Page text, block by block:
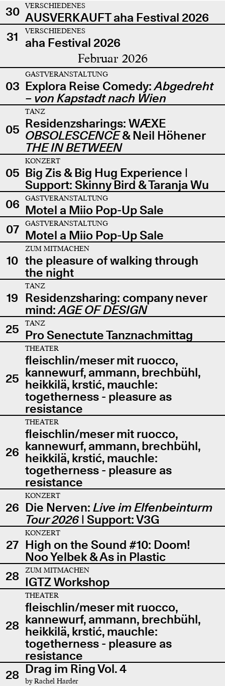
30
VERSCHIEDENES
AUSVERKAUFT aha Festival 2026
31
VERSCHIEDENES
aha Festival 2026
Februar 2026
03
GASTVERANSTALTUNG
Explora Reise Comedy:Abgedreht
– von Kapstadt nach Wien
05
TANZ
Residenzsharings: WÆXE
OBSOLESCENCE& Neil Höhener
THE IN BETWEEN
05
KONZERT
Big Zis & Big Hug Experience |
Support: Skinny Bird & Taranja Wu
06
GASTVERANSTALTUNG
Motel a Miio Pop-Up Sale
07
GASTVERANSTALTUNG
Motel a Miio Pop-Up Sale
10
ZUM MITMACHEN
the pleasure of walking through
the night
19
TANZ
Residenzsharing: company never
mind:AGE OF DESIGN
25
TANZ
Pro Senectute Tanznachmittag
25
THEATER
fleischlin/meser mit ruocco,
kannewurf, ammann, brechbühl,
heikkilä, krstić, mauchle:
togetherness - pleasure as
resistance
26
THEATER
fleischlin/meser mit ruocco,
kannewurf, ammann, brechbühl,
heikkilä, krstić, mauchle:
togetherness - pleasure as
resistance
26
KONZERT
Die Nerven: Live im Elfenbeinturm
Tour 2026| Support: V3G
27
KONZERT
High on the Sound #10: Doom!
Noo Yelbek & As in Plastic
28
ZUM MITMACHEN
IGTZ Workshop
28
THEATER
fleischlin/meser mit ruocco,
kannewurf, ammann, brechbühl,
heikkilä, krstić, mauchle:
togetherness - pleasure as
resistance
28 Drag im Ring Vol. 4
by Rachel Harder